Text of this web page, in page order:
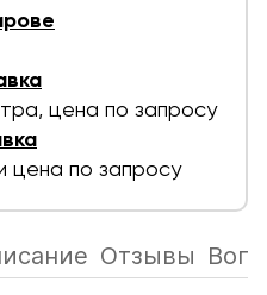
цена по запросу
цена по запросу
Отзывы